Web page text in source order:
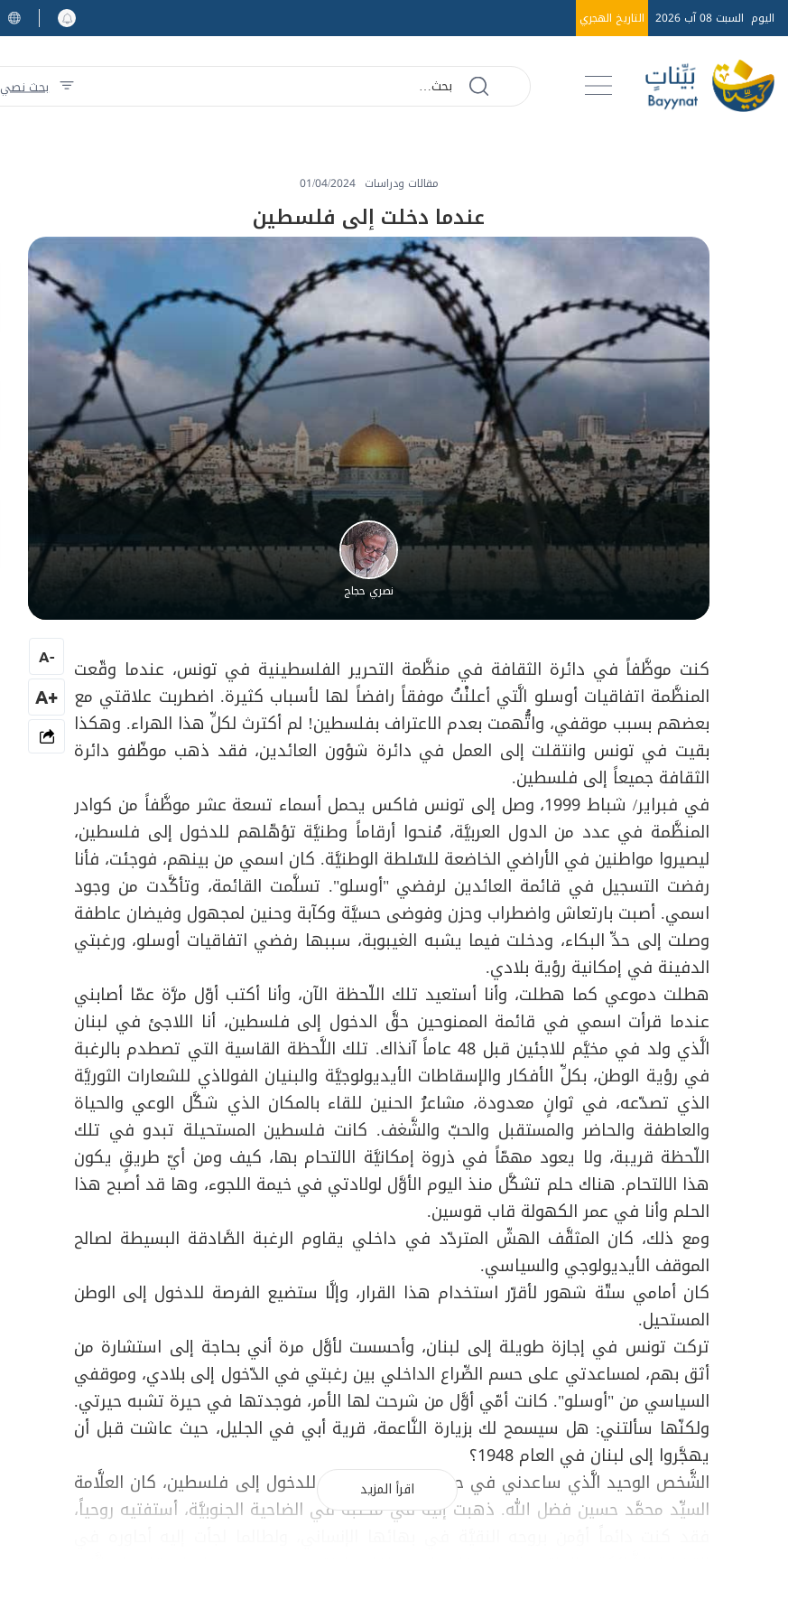
اليوم السبت 08 آب 2026 التاريخ الهجري
بحث نصي
مقالات ودراسات 01/04/2024
عندما دخلت إلى فلسطين
نصري حجاج
كنت موظَّفاً في دائرة الثقافة في منظَّمة التحرير الفلسطينية في تونس، عندما وقّعت
المنظَّمة اتفاقيات أوسلو الَّتي أعلنْتُ موفقاً رافضاً لها لأسباب كثيرة. اضطربت علاقتي مع
بعضهم بسبب موقفي، واتُّهمت بعدم الاعتراف بفلسطين! لم أكترث لكلِّ هذا الهراء. وهكذا
بقيت في تونس وانتقلت إلى العمل في دائرة شؤون العائدين، فقد ذهب موظّفو دائرة
الثقافة جميعاً إلى فلسطين.
في فبراير/ شباط 1999، وصل إلى تونس فاكس يحمل أسماء تسعة عشر موظَّفاً من كوادر
المنظَّمة في عدد من الدول العربيَّة، مُنحوا أرقاماً وطنيَّة تؤهّلهم للدخول إلى فلسطين،
ليصيروا مواطنين في الأراضي الخاضعة للسّلطة الوطنيَّة. كان اسمي من بينهم، فوجئت، فأنا
رفضت التسجيل في قائمة العائدين لرفضي "أوسلو". تسلَّمت القائمة، وتأكَّدت من وجود
اسمي. أصبت بارتعاش واضطراب وحزن وفوضى حسيَّة وكآبة وحنين لمجهول وفيضان عاطفة
وصلت إلى حدِّ البكاء، ودخلت فيما يشبه الغيبوبة، سببها رفضي اتفاقيات أوسلو، ورغبتي
الدفينة في إمكانية رؤية بلادي.
هطلت دموعي كما هطلت، وأنا أستعيد تلك اللّحظة الآن، وأنا أكتب أوّل مرَّة عمّا أصابني
عندما قرأت اسمي في قائمة الممنوحين حقَّ الدخول إلى فلسطين، أنا اللاجئ في لبنان
الَّذي ولد في مخيَّم للاجئين قبل 48 عاماً آنذاك. تلك اللَّحظة القاسية التي تصطدم بالرغبة
في رؤية الوطن، بكلِّ الأفكار والإسقاطات الأيديولوجيَّة والبنيان الفولاذي للشعارات الثوريَّة
الذي تصدّعه، في ثوانٍ معدودة، مشاعرُ الحنين للقاء بالمكان الذي شكَّل الوعي والحياة
والعاطفة والحاضر والمستقبل والحبّ والشَّغف. كانت فلسطين المستحيلة تبدو في تلك
اللّحظة قريبة، ولا يعود مهمّاً في ذروة إمكانيَّة الالتحام بها، كيف ومن أيّ طريقٍ يكون
هذا الالتحام. هناك حلم تشكَّل منذ اليوم الأوَّل لولادتي في خيمة اللجوء، وها قد أصبح هذا
الحلم وأنا في عمر الكهولة قاب قوسين.
ومع ذلك، كان المثقَّف الهشّ المتردّد في داخلي يقاوم الرغبة الصَّادقة البسيطة لصالح
الموقف الأيديولوجي والسياسي.
كان أمامي ستّة شهور لأقرّر استخدام هذا القرار، وإلَّا ستضيع الفرصة للدخول إلى الوطن
المستحيل.
تركت تونس في إجازة طويلة إلى لبنان، وأحسست لأوَّل مرة أني بحاجة إلى استشارة من
أثق بهم، لمساعدتي على حسم الصِّراع الداخلي بين رغبتي في الدّخول إلى بلادي، وموقفي
السياسي من "أوسلو". كانت أمّي أوَّل من شرحت لها الأمر، فوجدتها في حيرة تشبه حيرتي.
ولكنّها سألتني: هل سيسمح لك بزيارة النَّاعمة، قرية أبي في الجليل، حيث عاشت قبل أن
يهجَّروا إلى لبنان في العام 1948؟
الشَّخص الوحيد الَّذي ساعدني في حسم قراري النّهائيّ للدخول إلى فلسطين، كان العلَّامة
السيِّد محمَّد حسين فضل الله. ذهبت إليه في مكتبه في الضاحية الجنوبيَّة، أستفتيه روحياً،
اقرأ المزيد
-
A
+A